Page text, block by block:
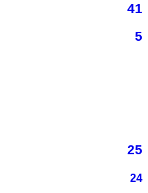
41
5
25
24